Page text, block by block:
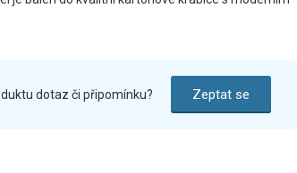
dotaz či připomínku? Zeptat se